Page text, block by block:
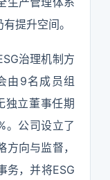
提升空间。
治理机制方
由9名成员组
独立董事任期
。公司设立了
向与监督，
务，并将ESG